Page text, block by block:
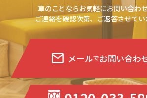
車のことならお気軽にお問い合わせ
ご連絡を確認次第、ご返答させてい
メールでお問い合わ